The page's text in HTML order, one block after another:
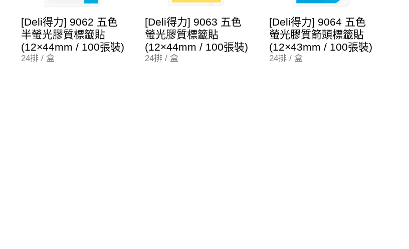
[Deli得力] 9062 五色
半螢光膠質標籤貼
(12×44mm / 100張裝)
24排 / 盒
[Deli得力] 9063 五色
螢光膠質標籤貼
(12×44mm / 100張裝)
24排 / 盒
[Deli得力] 9064 五色
螢光膠質箭頭標籤貼
(12×43mm / 100張裝)
24排 / 盒